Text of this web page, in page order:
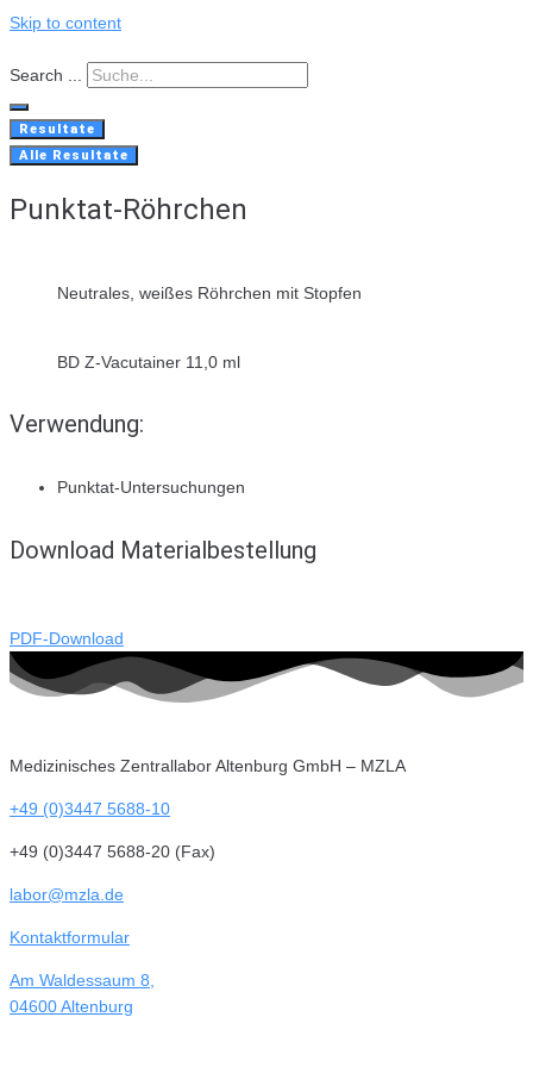
Skip to content
Search ...
Resultate
Alle Resultate
Punktat-Röhrchen
Neutrales, weißes Röhrchen mit Stopfen
BD Z-Vacutainer 11,0 ml
Verwendung:
Punktat-Untersuchungen
Download Materialbestellung
PDF-Download
Medizinisches Zentrallabor Altenburg GmbH – MZLA
+49 (0)3447 5688-10
+49 (0)3447 5688-20 (Fax)
labor@mzla.de
Kontaktformular
Am Waldessaum 8,
04600 Altenburg